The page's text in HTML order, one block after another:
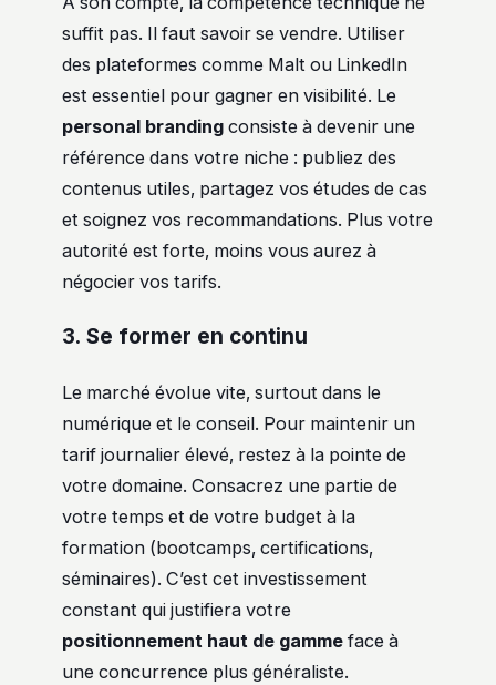
suffit pas. Il faut savoir se vendre. Utiliser
des plateformes comme Malt ou LinkedIn
est essentiel pour gagner en visibilité. Le
personal branding consiste à devenir une
référence dans votre niche : publiez des
contenus utiles, partagez vos études de cas
et soignez vos recommandations. Plus votre
autorité est forte, moins vous aurez à
négocier vos tarifs.
3. Se former en continu
Le marché évolue vite, surtout dans le
numérique et le conseil. Pour maintenir un
tarif journalier élevé, restez à la pointe de
votre domaine. Consacrez une partie de
votre temps et de votre budget à la
formation (bootcamps, certifications,
séminaires). C’est cet investissement
constant qui justifiera votre
positionnement haut de gamme face à
une concurrence plus généraliste.